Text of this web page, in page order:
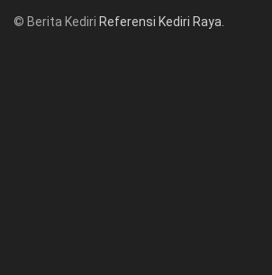
© Berita Kediri Referensi Kediri Raya.